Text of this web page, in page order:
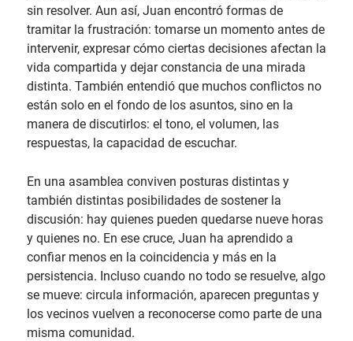
sin resolver. Aun así, Juan encontró formas de
tramitar la frustración: tomarse un momento antes de
intervenir, expresar cómo ciertas decisiones afectan la
vida compartida y dejar constancia de una mirada
distinta. También entendió que muchos conflictos no
están solo en el fondo de los asuntos, sino en la
manera de discutirlos: el tono, el volumen, las
respuestas, la capacidad de escuchar.
En una asamblea conviven posturas distintas y
también distintas posibilidades de sostener la
discusión: hay quienes pueden quedarse nueve horas
y quienes no. En ese cruce, Juan ha aprendido a
confiar menos en la coincidencia y más en la
persistencia. Incluso cuando no todo se resuelve, algo
se mueve: circula información, aparecen preguntas y
los vecinos vuelven a reconocerse como parte de una
misma comunidad.